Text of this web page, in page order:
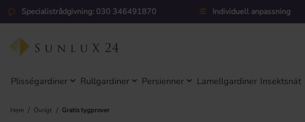
till huvudinnehåll
Hoppa till sökning
Hoppa till huvudnavigering
Specialistrådgivning: 030 346491870 Individuell anpassning
Plisségardiner Rullgardiner Persienner Lamellgardiner Insektsnät
Hem / Övrigt / Gratis tygprover